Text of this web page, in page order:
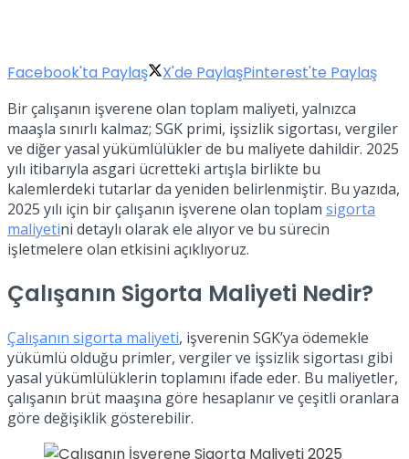
Facebook'ta Paylaş X'de PaylaşPinterest'te Paylaş
Bir çalışanın işverene olan toplam maliyeti, yalnızca
maaşla sınırlı kalmaz; SGK primi, işsizlik sigortası, vergiler
ve diğer yasal yükümlülükler de bu maliyete dahildir. 2025
yılı itibarıyla asgari ücretteki artışla birlikte bu
kalemlerdeki tutarlar da yeniden belirlenmiştir. Bu yazıda,
2025 yılı için bir çalışanın işverene olan toplam sigorta
maliyetini detaylı olarak ele alıyor ve bu sürecin
işletmelere olan etkisini açıklıyoruz.
Çalışanın Sigorta Maliyeti Nedir?
Çalışanın sigorta maliyeti, işverenin SGK’ya ödemekle
yükümlü olduğu primler, vergiler ve işsizlik sigortası gibi
yasal yükümlülüklerin toplamını ifade eder. Bu maliyetler,
çalışanın brüt maaşına göre hesaplanır ve çeşitli oranlara
göre değişiklik gösterebilir.